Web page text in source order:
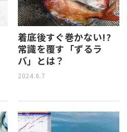
着底後すぐ巻かない!?
常識を覆す「ずるラ
バ」とは？
2024.6.7